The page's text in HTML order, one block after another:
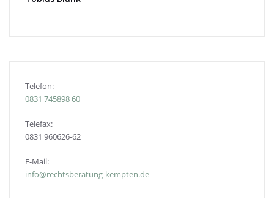
Telefon:
0831 745898 60
Telefax:
0831 960626-62
E-Mail:
info@rechtsberatung-kempten.de